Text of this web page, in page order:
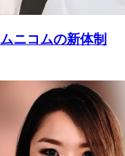
ニコムの新体制